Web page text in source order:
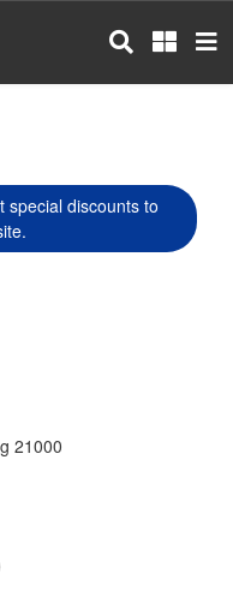
special discounts to
21000